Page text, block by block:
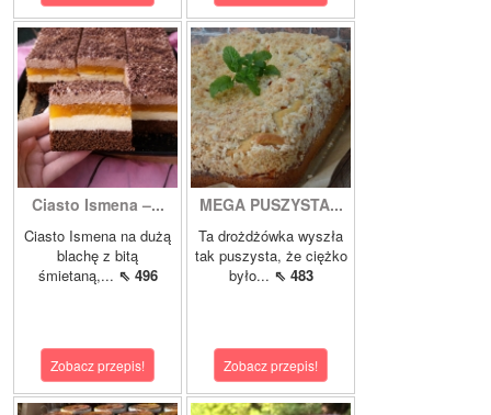
Ciasto Ismena –...
Ciasto Ismena na dużą
blachę z bitą
śmietaną,... ⇖ 496
Zobacz przepis!
MEGA PUSZYSTA...
Ta drożdżówka wyszła
tak puszysta, że ciężko
było... ⇖ 483
Zobacz przepis!